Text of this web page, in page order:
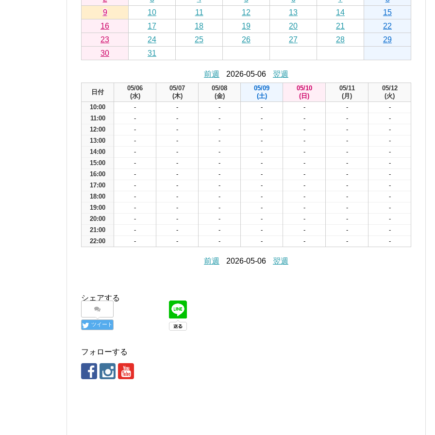
9
10 11 12 13 14
15
16
17 18 19 20 21
22
23
24 25 26 27 28
29
30
31
前週 2026-05-06 翌週
日付
05/06
(水)
05/07
(木)
05/08
(金)
05/09
(土)
05/10
(日)
05/11
(月)
05/12
(火)
10:00
- - - - - -
-
11:00
- - - - - -
-
12:00
- - - - - -
-
13:00
- - - - - -
-
14:00
- - - - - -
-
15:00
- - - - - -
-
16:00
- - - - - -
-
17:00
- - - - - -
-
18:00
- - - - - -
-
19:00
- - - - - -
-
20:00
- - - - - -
-
21:00
- - - - - -
-
22:00
- - - - - - -
前週 2026-05-06 翌週
シェアする
ツイート
フォローする